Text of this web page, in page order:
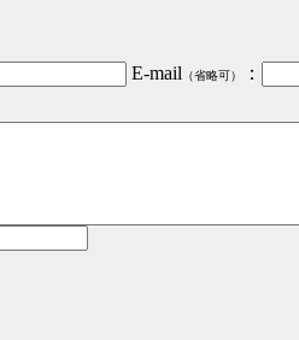
E-mail （省略可）
：